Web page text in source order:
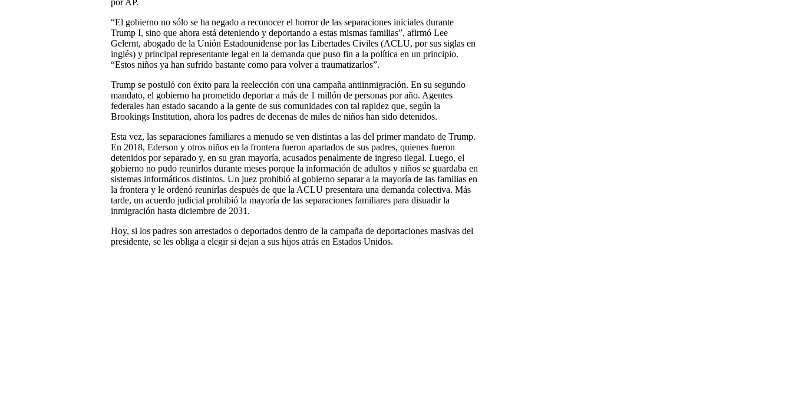
por AP.
“El gobierno no sólo se ha negado a reconocer el horror de las separaciones iniciales durante
Trump I, sino que ahora está deteniendo y deportando a estas mismas familias”, afirmó Lee
Gelernt, abogado de la Unión Estadounidense por las Libertades Civiles (ACLU, por sus siglas en
inglés) y principal representante legal en la demanda que puso fin a la política en un principio.
“Estos niños ya han sufrido bastante como para volver a traumatizarlos”.
Trump se postuló con éxito para la reelección con una campaña antiinmigración. En su segundo
mandato, el gobierno ha prometido deportar a más de 1 millón de personas por año. Agentes
federales han estado sacando a la gente de sus comunidades con tal rapidez que, según la
Brookings Institution, ahora los padres de decenas de miles de niños han sido detenidos.
Esta vez, las separaciones familiares a menudo se ven distintas a las del primer mandato de Trump.
En 2018, Ederson y otros niños en la frontera fueron apartados de sus padres, quienes fueron
detenidos por separado y, en su gran mayoría, acusados penalmente de ingreso ilegal. Luego, el
gobierno no pudo reunirlos durante meses porque la información de adultos y niños se guardaba en
sistemas informáticos distintos. Un juez prohibió al gobierno separar a la mayoría de las familias en
la frontera y le ordenó reunirlas después de que la ACLU presentara una demanda colectiva. Más
tarde, un acuerdo judicial prohibió la mayoría de las separaciones familiares para disuadir la
inmigración hasta diciembre de 2031.
Hoy, si los padres son arrestados o deportados dentro de la campaña de deportaciones masivas del
presidente, se les obliga a elegir si dejan a sus hijos atrás en Estados Unidos.